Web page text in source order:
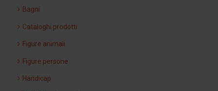
Bagni
Cataloghi prodotti
Figure animali
Figure persone
Handicap